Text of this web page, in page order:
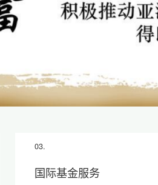
03.
国际基金服务